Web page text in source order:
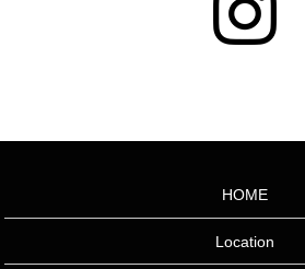
HOME
Location